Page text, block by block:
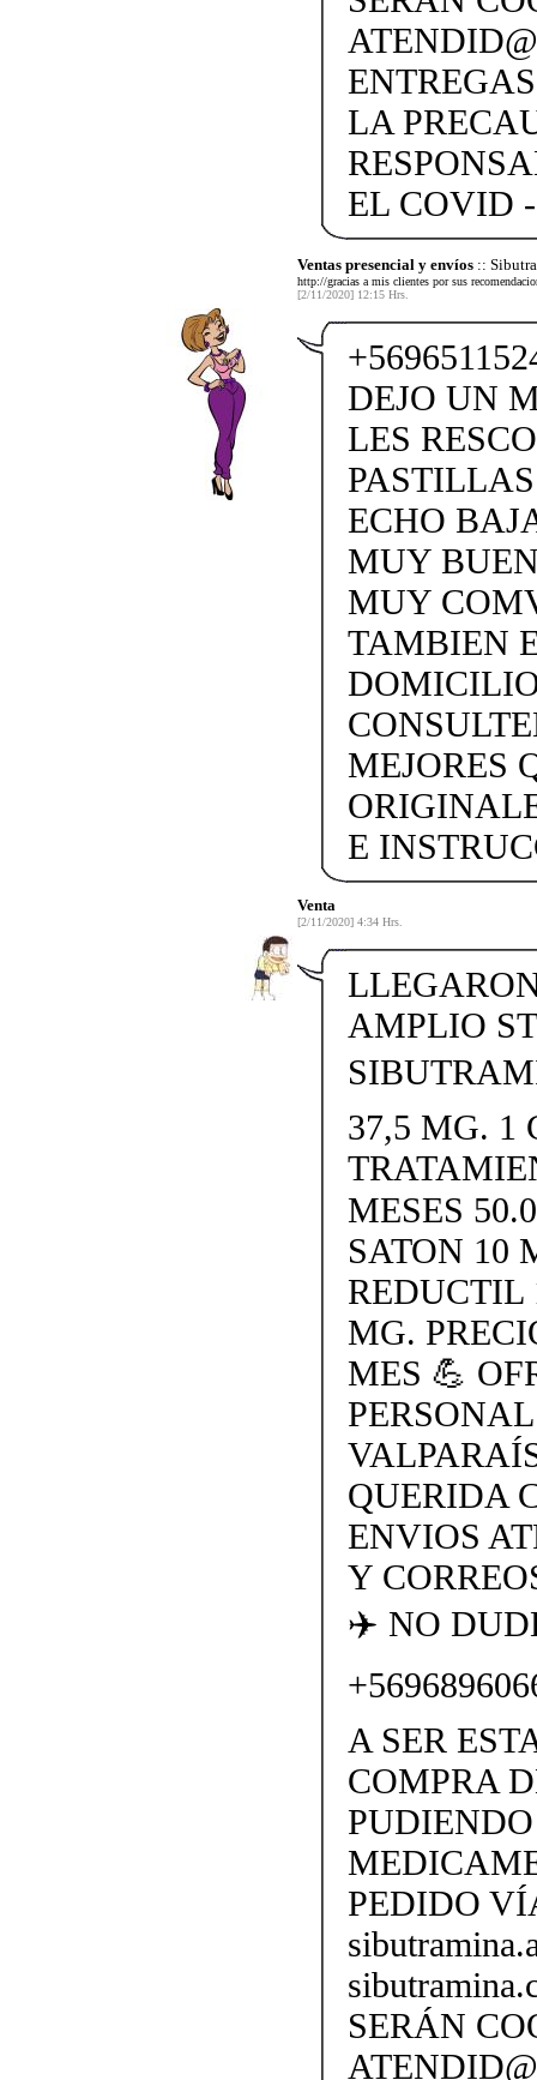
LA
EL COVID
Ventas presencial y envíos ::
http://gracias a mis clientes por sus
[2/11/2020] 12:15 Hrs.
DEJO UN
LES
ECHO
MUY
MUY
TAMBIEN
MEJORES
E
Venta
[2/11/2020] 4:34 Hrs.
AMPLIO
37,5 MG. 1
MESES
SATON 10
REDUCTIL
MG.
MES 💪
QUERIDA
ENVIOS
Y
✈️ NO
A SER
COMPRA
PEDIDO
SERÁN